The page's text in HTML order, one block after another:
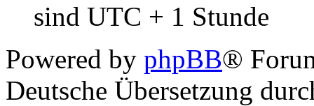
sind UTC + 1 Stunde
Powered by phpBB®
Deutsche Übersetzung